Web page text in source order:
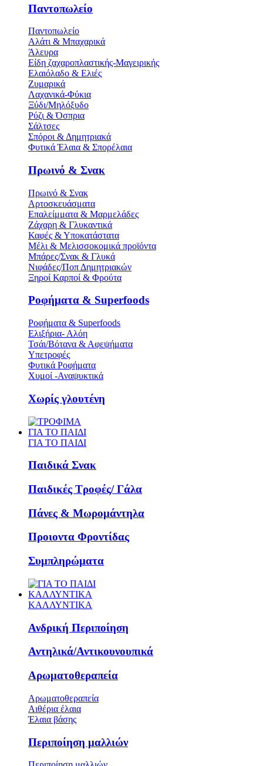
Παντοπωλείο
Παντοπωλείο
Αλάτι & Μπαχαρικά
Άλευρα
Είδη ζαχαροπλαστικής-Μαγειρικής
Ελαιόλαδο & Ελιές
Ζυμαρικά
Λαχανικά-Φύκια
Ξύδι/Μηλόξυδο
Ρύζι & Όσπρια
Σάλτσες
Σπόροι & Δημητριακά
Φυτικά Έλαια & Σπορέλαια
Πρωινό & Σνακ
Πρωινό & Σνακ
Αρτοσκευάσματα
Επαλείμματα & Μαρμελάδες
Ζάχαρη & Γλυκαντικά
Καφές & Υποκατάστατα
Μέλι & Μελισσοκομικά προϊόντα
Μπάρες/Σνακ & Γλυκά
Νιφάδες/Ποπ Δημητριακών
Ξηροί Καρποί & Φρούτα
Ροφήματα & Superfoods
Ροφήματα & Superfoods
Ελιξήρια- Αλόη
Τσάι/Βότανα & Αφεψήματα
Υπετροφές
Φυτικά Ροφήματα
Χυμοί -Αναψυκτικά
Χωρίς γλουτένη
ΓΙΑ ΤΟ ΠΑΙΔΙ
ΓΙΑ ΤΟ ΠΑΙΔΙ
Παιδικά Σνακ
Παιδικές Τροφές/ Γάλα
Πάνες & Μωρομάντηλα
Προιοντα Φροντίδας
Συμπληρώματα
ΚΑΛΛΥΝΤΙΚΑ
ΚΑΛΛΥΝΤΙΚΑ
Ανδρική Περιποίηση
Αντηλικά/Αντικουνουπικά
Αρωματοθεραπεία
Αρωματοθεραπεία
Αιθέρια έλαια
Έλαια βάσης
Περιποίηση μαλλιών